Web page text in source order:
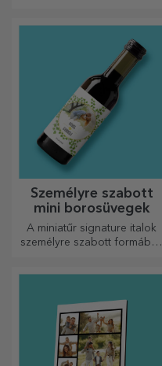
Személyre szabott
mini borosüvegek
A miniatűr signature italok
személyre szabott formában